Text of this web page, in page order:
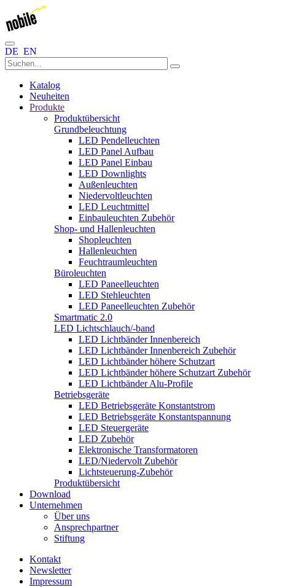
DE EN
Katalog
Neuheiten
Produkte
Produktübersicht
Grundbeleuchtung
LED Pendelleuchten
LED Panel Aufbau
LED Panel Einbau
LED Downlights
Außenleuchten
Niedervoltleuchten
LED Leuchtmittel
Einbauleuchten Zubehör
Shop- und Hallenleuchten
Shopleuchten
Hallenleuchten
Feuchtraumleuchten
Büroleuchten
LED Paneelleuchten
LED Stehleuchten
LED Paneelleuchten Zubehör
Smartmatic 2.0
LED Lichtschlauch/-band
LED Lichtbänder Innenbereich
LED Lichtbänder Innenbereich Zubehör
LED Lichtbänder höhere Schutzart
LED Lichtbänder höhere Schutzart Zubehör
LED Lichtbänder Alu-Profile
Betriebsgeräte
LED Betriebsgeräte Konstantstrom
LED Betriebsgeräte Konstantspannung
LED Steuergeräte
LED Zubehör
Elektronische Transformatoren
LED/Niedervolt Zubehör
Lichtsteuerung-Zubehör
Produktübersicht
Download
Unternehmen
Über uns
Ansprechpartner
Stiftung
Kontakt
Newsletter
Impressum